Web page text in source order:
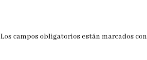
Los campos obligatorios están marcados con